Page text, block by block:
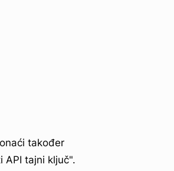
također
API tajni ključ".